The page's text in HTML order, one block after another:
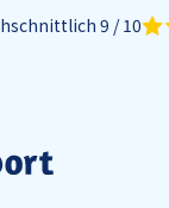
9 / 10